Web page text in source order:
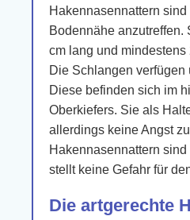
Hakennasennattern
Bodennähe anzutreffen.
cm lang und mindestens
Die Schlangen verfügen
Diese befinden sich im
Oberkiefers. Sie als
allerdings keine Angst
Hakennasennattern sind
stellt keine Gefahr für
Die artgerechte